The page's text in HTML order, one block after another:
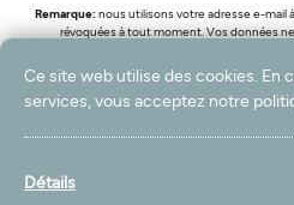
Remarque:nous utilisons votre adresse e-mail
révoquées à tout moment. Vos données
Ce site web utilise des cookies. En
services, vous acceptez notre
Détails